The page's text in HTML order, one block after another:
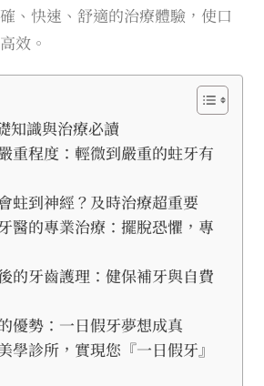
、快速、舒適的治療體驗，使口
效。
知識與治療必讀
重程度：輕微到嚴重的蛀牙有
蛀到神經？及時治療超重要
醫的專業治療：擺脫恐懼，專
的牙齒護理：健保補牙與自費
優勢：一日假牙夢想成真
學診所，實現您『一日假牙』